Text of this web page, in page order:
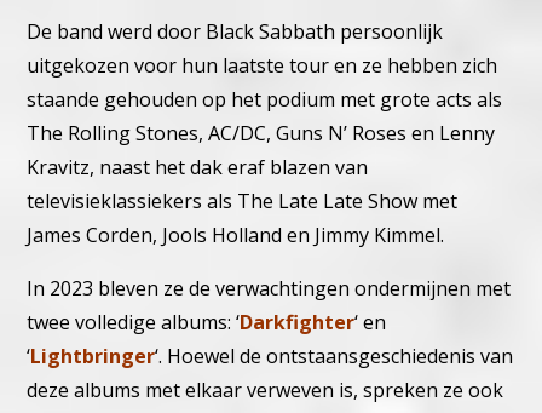
De band werd door Black Sabbath persoonlijk
uitgekozen voor hun laatste tour en ze hebben zich
staande gehouden op het podium met grote acts als
The Rolling Stones, AC/DC, Guns N’ Roses en Lenny
Kravitz, naast het dak eraf blazen van
televisieklassiekers als The Late Late Show met
James Corden, Jools Holland en Jimmy Kimmel.
In 2023 bleven ze de verwachtingen ondermijnen met
twee volledige albums: ‘Darkfighter‘ en
‘Lightbringer‘. Hoewel de ontstaansgeschiedenis van
deze albums met elkaar verweven is, spreken ze ook